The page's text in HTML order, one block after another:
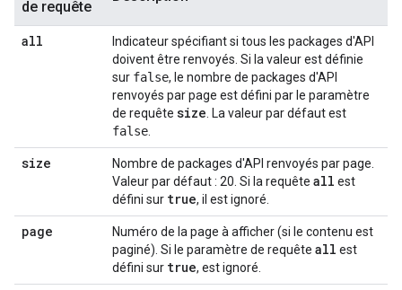
de requête
all
Indicateur spécifiant si tous les packages d'API
doivent être renvoyés. Si la valeur est définie
sur false, le nombre de packages d'API
renvoyés par page est défini par le paramètre
de requête size . La valeur par défaut est
false
size
Nombre de packages d'API renvoyés par page.
Valeur par défaut : 20. Si la requête all est
défini sur true, il est ignoré.
page
Numéro de la page à afficher (si le contenu est
paginé). Si le paramètre de requête all est
défini sur true, est ignoré.